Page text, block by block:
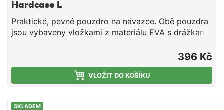
Hardcase L
Praktické, pevné pouzdro na návazce. Obě pouzdra
jsou vybaveny vložkami z materiálu EVA s drážkami.
396 Kč
VLOŽIT DO KOŠÍKU
SKLADEM